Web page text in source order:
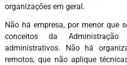
organizações em geral.
Não há empresa, por menor que
conceitos da
administrativos. Não há
remotos, que não aplique